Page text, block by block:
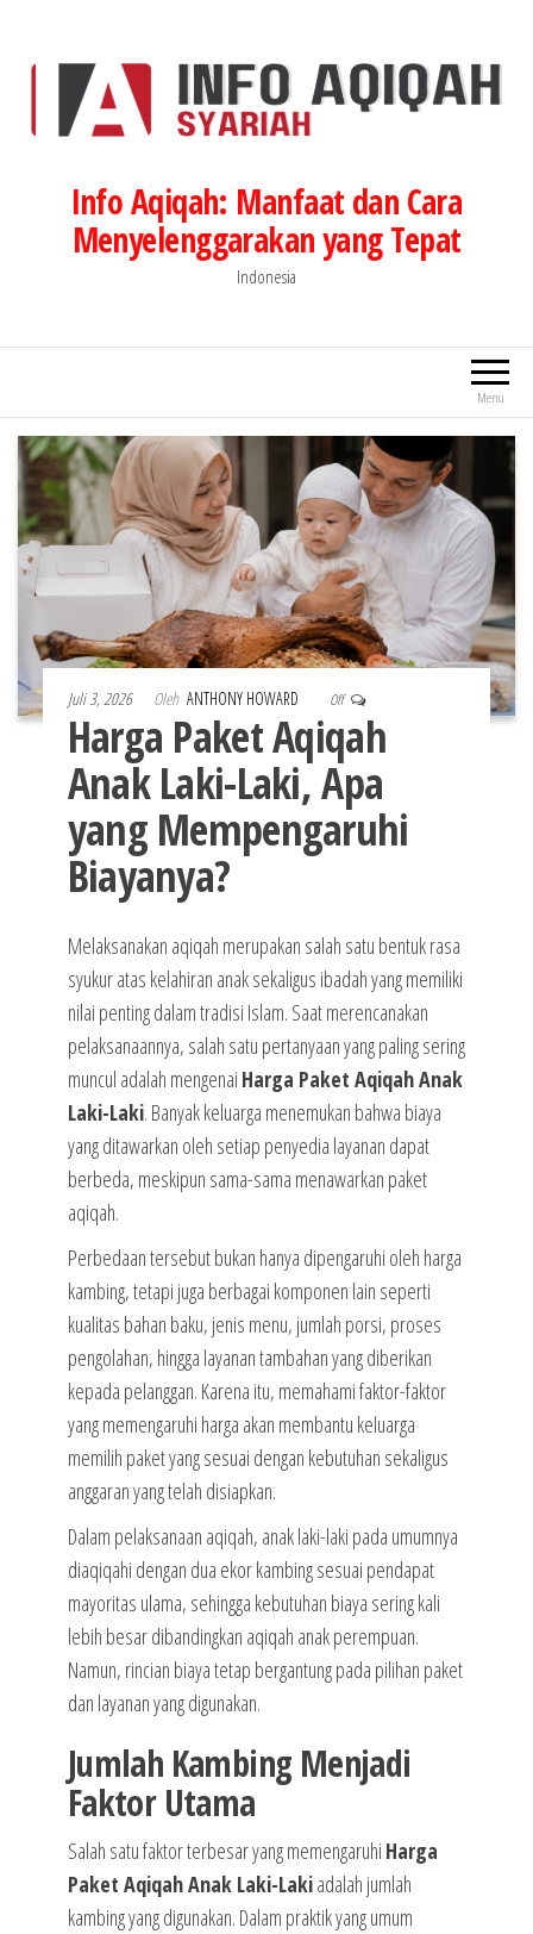
Info Aqiqah: Manfaat dan Cara
Menyelenggarakan yang Tepat
Indonesia
Menu
Juli 3, 2026 Oleh ANTHONY HOWARD Off
Harga Paket Aqiqah
Anak Laki-Laki, Apa
yang Mempengaruhi
Biayanya?
Melaksanakan aqiqah merupakan salah satu bentuk rasa
syukur atas kelahiran anak sekaligus ibadah yang memiliki
nilai penting dalam tradisi Islam. Saat merencanakan
pelaksanaannya, salah satu pertanyaan yang paling sering
muncul adalah mengenai Harga Paket Aqiqah Anak
Laki-Laki. Banyak keluarga menemukan bahwa biaya
yang ditawarkan oleh setiap penyedia layanan dapat
berbeda, meskipun sama-sama menawarkan paket
aqiqah.
Perbedaan tersebut bukan hanya dipengaruhi oleh harga
kambing, tetapi juga berbagai komponen lain seperti
kualitas bahan baku, jenis menu, jumlah porsi, proses
pengolahan, hingga layanan tambahan yang diberikan
kepada pelanggan. Karena itu, memahami faktor-faktor
yang memengaruhi harga akan membantu keluarga
memilih paket yang sesuai dengan kebutuhan sekaligus
anggaran yang telah disiapkan.
Dalam pelaksanaan aqiqah, anak laki-laki pada umumnya
diaqiqahi dengan dua ekor kambing sesuai pendapat
mayoritas ulama, sehingga kebutuhan biaya sering kali
lebih besar dibandingkan aqiqah anak perempuan.
Namun, rincian biaya tetap bergantung pada pilihan paket
dan layanan yang digunakan.
Jumlah Kambing Menjadi
Faktor Utama
Salah satu faktor terbesar yang memengaruhi Harga
Paket Aqiqah Anak Laki-Lakiadalah jumlah
kambing yang digunakan. Dalam praktik yang umum